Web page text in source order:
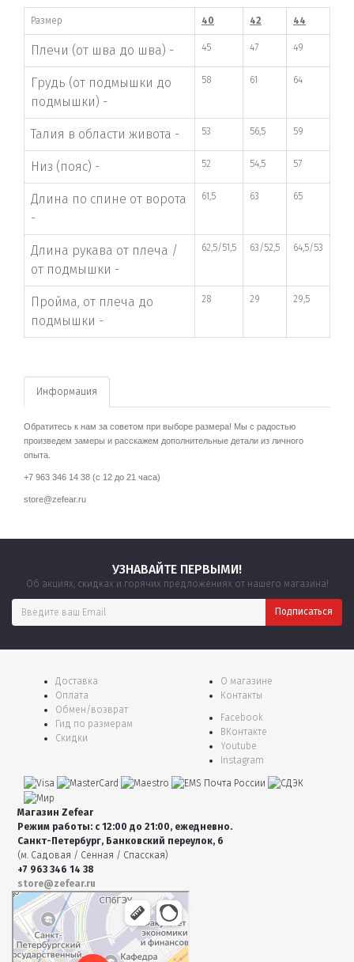
Размер 40 42 44
Плечи (от шва до шва) - 45 47 49
Грудь (от подмышки до
подмышки) -
58 61 64
Талия в области живота - 53 56,5 59
Низ (пояс) - 52 54,5 57
Длина по спине от ворота
-
61,5 63 65
Длина рукава от плеча /
от подмышки -
62,5/51,5 63/52,5 64,5/53
Пройма, от плеча до
подмышки -
28 29 29,5
Информация
Обратитесь к нам за советом при выборе размера! Мы с радостью
произведем замеры и расскажем дополнительные детали из личного
опыта.
+7 963 346 14 38 (с 12 до 21 часа)
store@zefear.ru
УЗНАВАЙТЕ ПЕРВЫМИ!
Об акциях, скидках и горячих предложениях от нашего магазина!
Доставка
Оплата
Обмен/возврат
Гид по размерам
Скидки
О магазине
Контакты
Facebook
ВКонтакте
Youtube
Instagram
Магазин Zefear
Режим работы: с 12:00 до 21:00, ежедневно.
Санкт-Петербург, Банковский переулок, 6
(м. Садовая / Сенная / Спасская)
+7 963 346 14 38
store@zefear.ru
Санкт‑Петербург
Банковский переулок, 6 — Яндекс Карты